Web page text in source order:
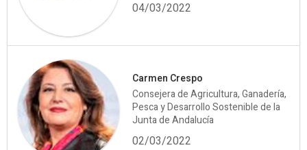
04/03/2022
Carmen Crespo
Consejera de Agricultura, Ganadería,
Pesca y Desarrollo Sostenible de la
Junta de Andalucía
02/03/2022